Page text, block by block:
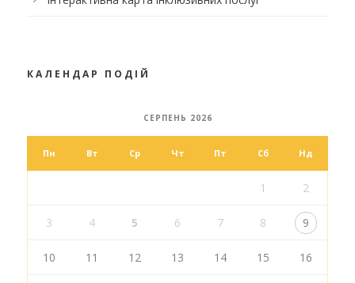
КАЛЕНДАР ПОДІЙ
СЕРПЕНЬ 2026
Пн Вт Ср Чт Пт Сб Нд
1 2
3 4 5 6 7 8 9
10 11 12 13 14 15 16